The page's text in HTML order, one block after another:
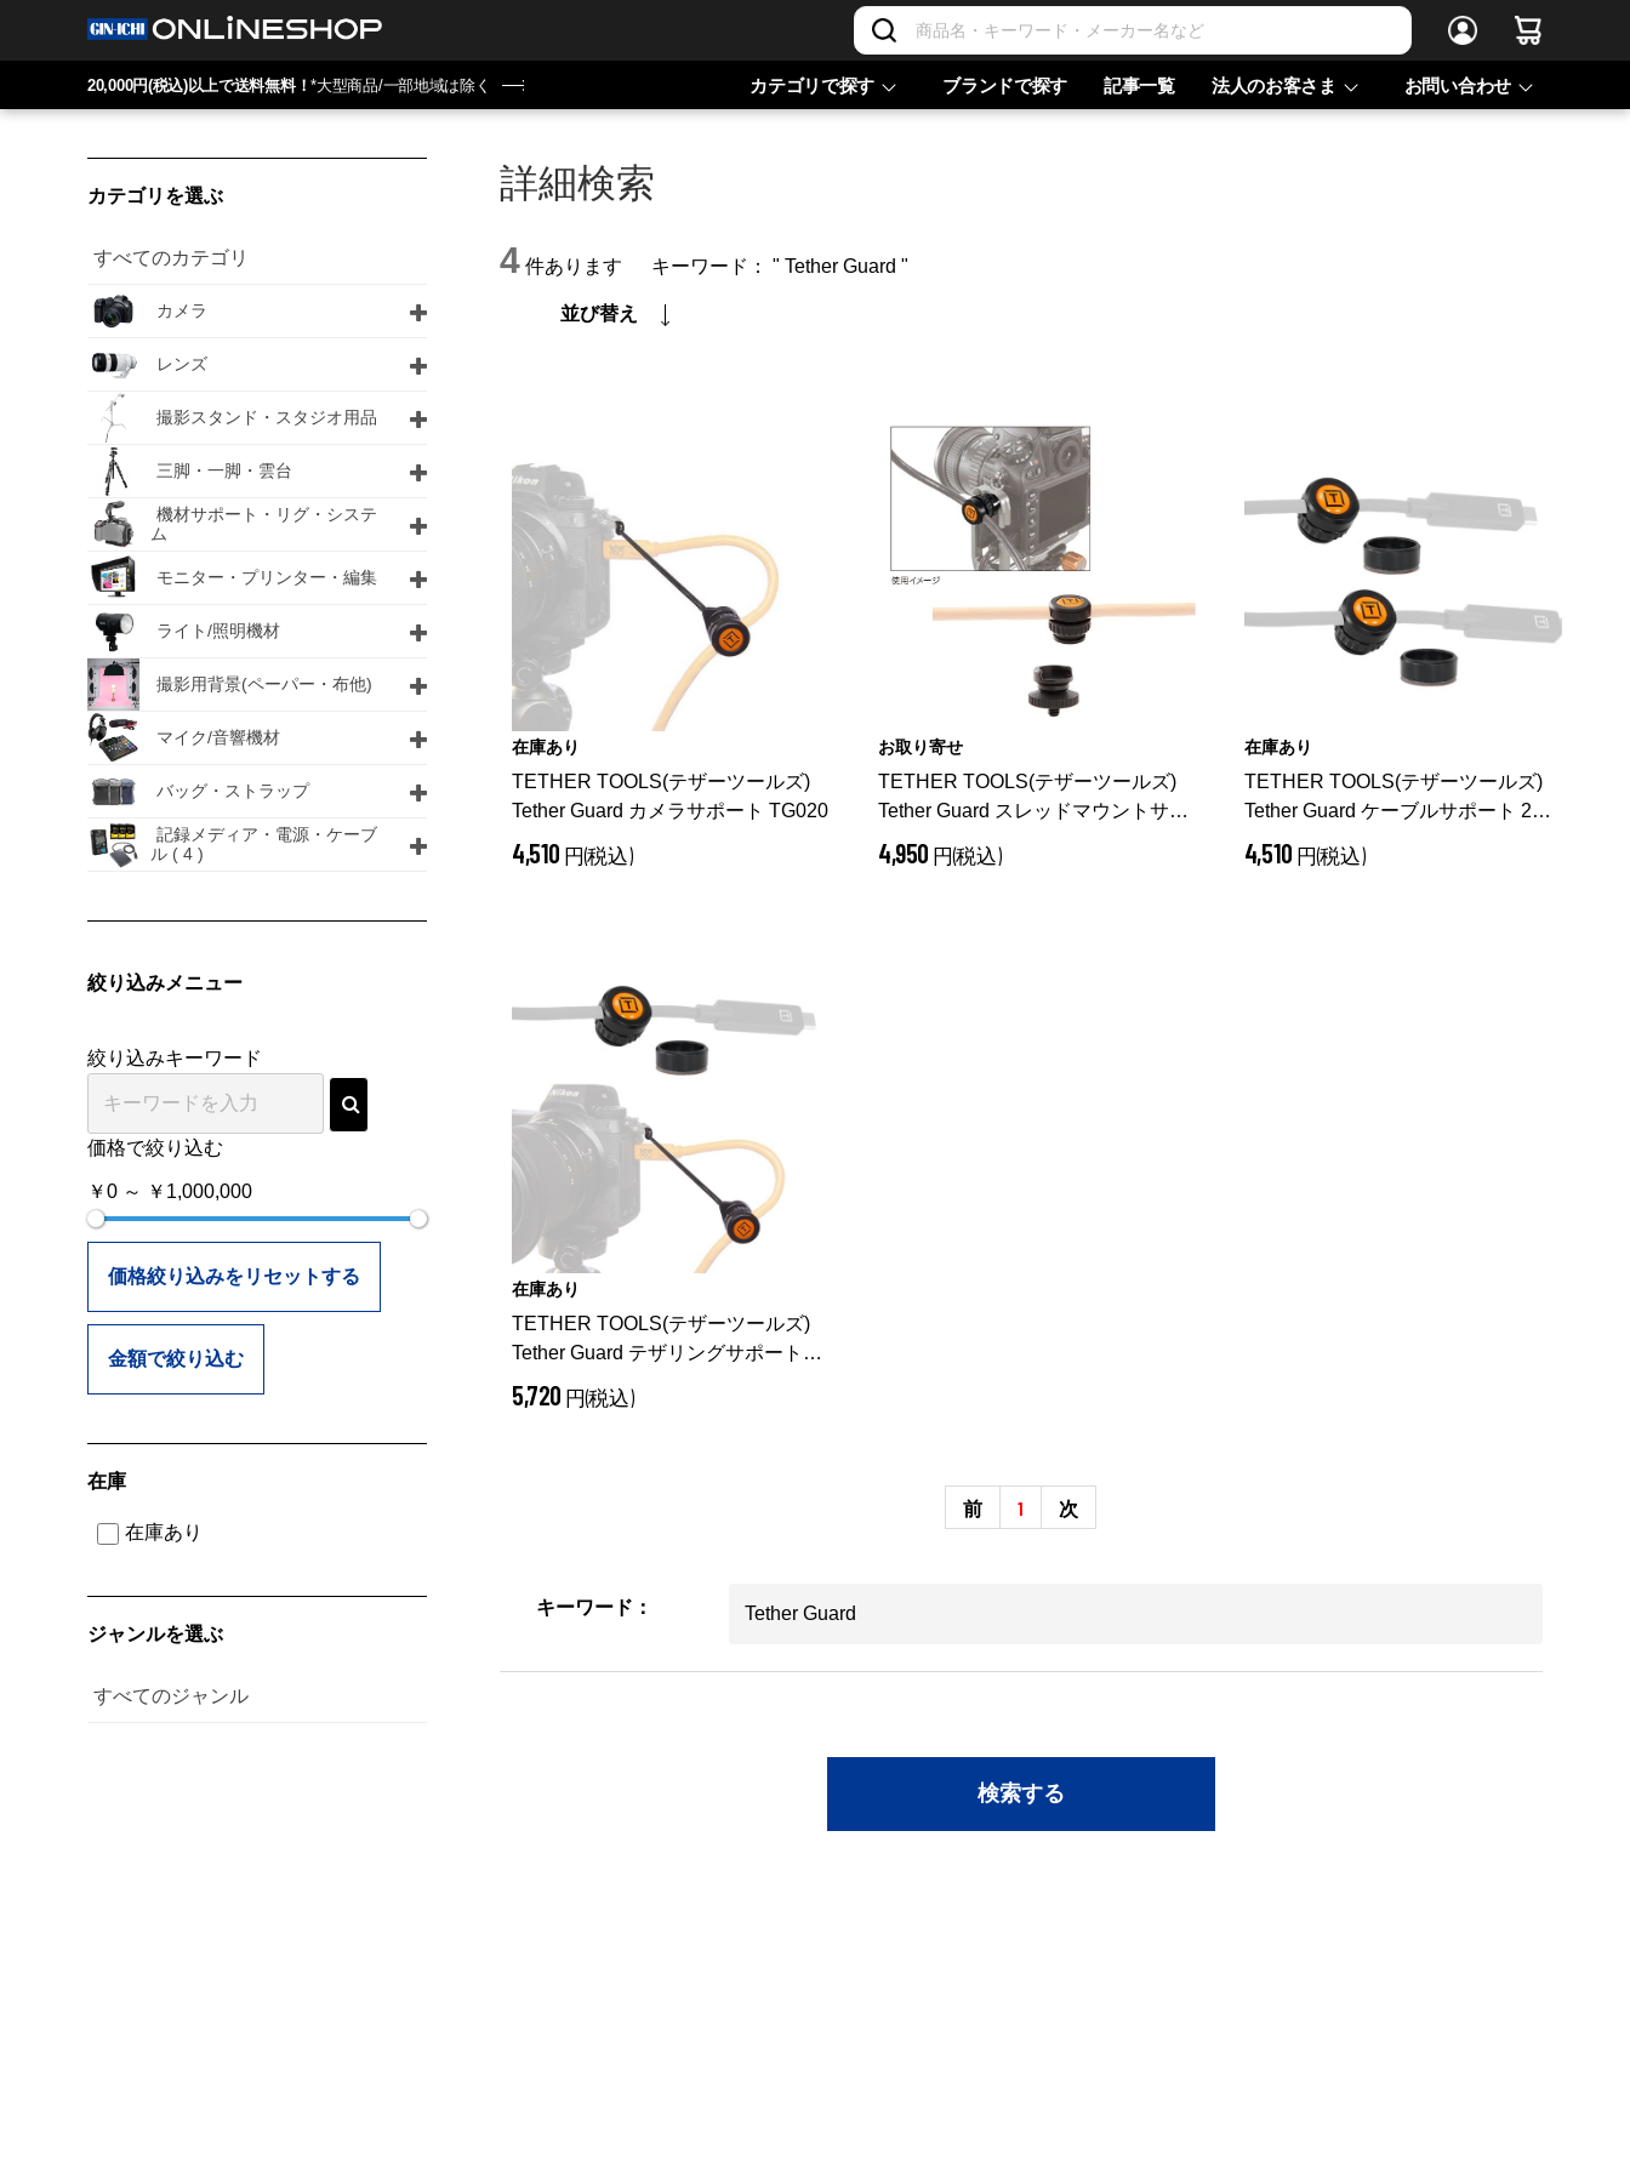
20,000円(税込)以上で送料無料！*大型商品/一部地域は除く カテゴリで探す ブランドで探す 記事一覧 法人のお客さま お問い合わせ
カテゴリを選ぶ
すべてのカテゴリ
カメラ
レンズ
撮影スタンド・スタジオ用品
三脚・一脚・雲台
機材サポート・リグ・システ
ム
モニター・プリンター・編集
ライト/照明機材
撮影用背景(ペーパー・布他)
マイク/音響機材
バッグ・ストラップ
記録メディア・電源・ケーブ
ル ( 4 )
絞り込みメニュー
絞り込みキーワード
価格で絞り込む
￥0 ～ ￥1,000,000
価格絞り込みをリセットする
金額で絞り込む
在庫
在庫あり
ジャンルを選ぶ
すべてのジャンル
詳細検索
4 件あります キーワード： " Tether Guard "
並び替え
在庫あり
TETHER TOOLS(テザーツールズ)
Tether Guard カメラサポート TG020
4,510 円(税込)
お取り寄せ
TETHER TOOLS(テザーツールズ)
Tether Guard スレッドマウントサポ
ート TG080
4,950 円(税込)
在庫あり
TETHER TOOLS(テザーツールズ)
Tether Guard ケーブルサポート 2個
入り TG005
4,510 円(税込)
在庫あり
TETHER TOOLS(テザーツールズ)
Tether Guard テザリングサポートキ
ット TG098
5,720 円(税込)
前 1 次
キーワード：